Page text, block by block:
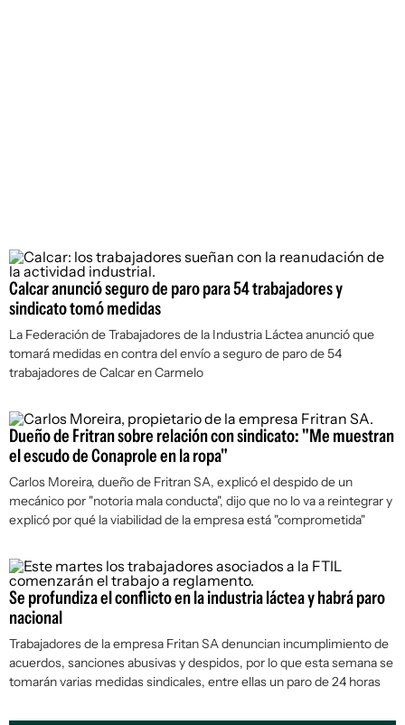
Calcar anunció seguro de paro para 54 trabajadores y
sindicato tomó medidas
La Federación de Trabajadores de la Industria Láctea anunció que
tomará medidas en contra del envío a seguro de paro de 54
trabajadores de Calcar en Carmelo
Dueño de Fritran sobre relación con sindicato: "Me muestran
el escudo de Conaprole en la ropa"
Carlos Moreira, dueño de Fritran SA, explicó el despido de un
mecánico por "notoria mala conducta", dijo que no lo va a reintegrar y
explicó por qué la viabilidad de la empresa está "comprometida"
Se profundiza el conflicto en la industria láctea y habrá paro
nacional
Trabajadores de la empresa Fritan SA denuncian incumplimiento de
acuerdos, sanciones abusivas y despidos, por lo que esta semana se
tomarán varias medidas sindicales, entre ellas un paro de 24 horas